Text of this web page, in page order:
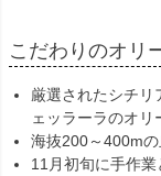
こだわりのオリ
厳選されたシチリ
ェッラーラのオリ
海抜200～400m
11月初旬に手作